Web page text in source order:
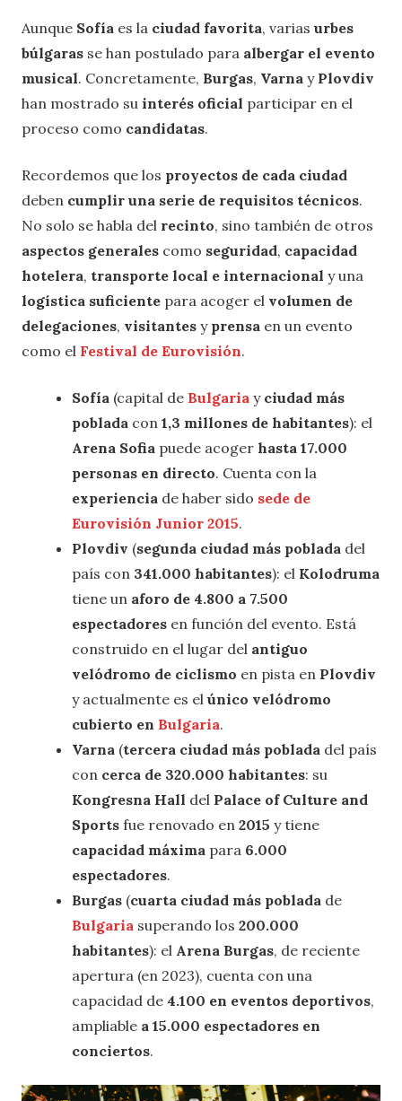
Aunque Sofía es la ciudad favorita, varias urbes
búlgaras se han postulado para albergar el evento
musical. Concretamente, Burgas, Varna y Plovdiv
han mostrado su interés oficial participar en el
proceso como candidatas.
Recordemos que los proyectos de cada ciudad
deben cumplir una serie de requisitos técnicos.
No solo se habla del recinto, sino también de otros
aspectos generales como seguridad, capacidad
hotelera, transporte local e internacional y una
logística suficiente para acoger el volumen de
delegaciones, visitantes y prensa en un evento
como el Festival de Eurovisión.
Sofía (capital de Bulgaria y ciudad más
poblada con 1,3 millones de habitantes): el
Arena Sofia puede acoger hasta 17.000
personas en directo. Cuenta con la
experiencia de haber sido sede de
Eurovisión Junior 2015.
Plovdiv (segunda ciudad más poblada del
país con 341.000 habitantes): el Kolodruma
tiene un aforo de 4.800 a 7.500
espectadores en función del evento. Está
construido en el lugar del antiguo
velódromo de ciclismo en pista en Plovdiv
y actualmente es el único velódromo
cubierto en Bulgaria.
Varna (tercera ciudad más poblada del país
con cerca de 320.000 habitantes: su
Kongresna Hall del Palace of Culture and
Sports fue renovado en 2015 y tiene
capacidad máxima para 6.000
espectadores.
Burgas (cuarta ciudad más poblada de
Bulgaria superando los 200.000
habitantes): el Arena Burgas, de reciente
apertura (en 2023), cuenta con una
capacidad de 4.100 en eventos deportivos,
ampliable a 15.000 espectadores en
conciertos.